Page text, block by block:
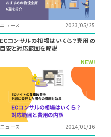
ニュース 2023/05/25
ECコンサルの相場はいくら？費用の
目安と対応範囲を解説
NEW!
ニュース 2024/01/16